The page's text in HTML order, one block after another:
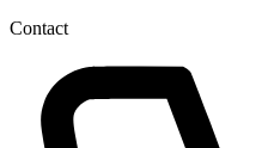
Contact